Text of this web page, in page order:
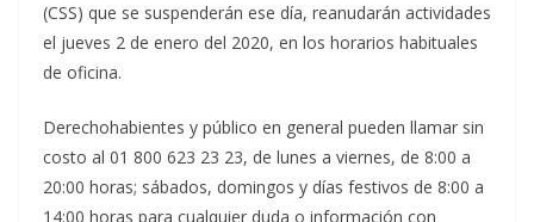
(CSS) que se suspenderán ese día, reanudarán actividades
el jueves 2 de enero del 2020, en los horarios habituales
de oficina.
Derechohabientes y público en general pueden llamar sin
costo al 01 800 623 23 23, de lunes a viernes, de 8:00 a
20:00 horas; sábados, domingos y días festivos de 8:00 a
14:00 horas para cualquier duda o información con